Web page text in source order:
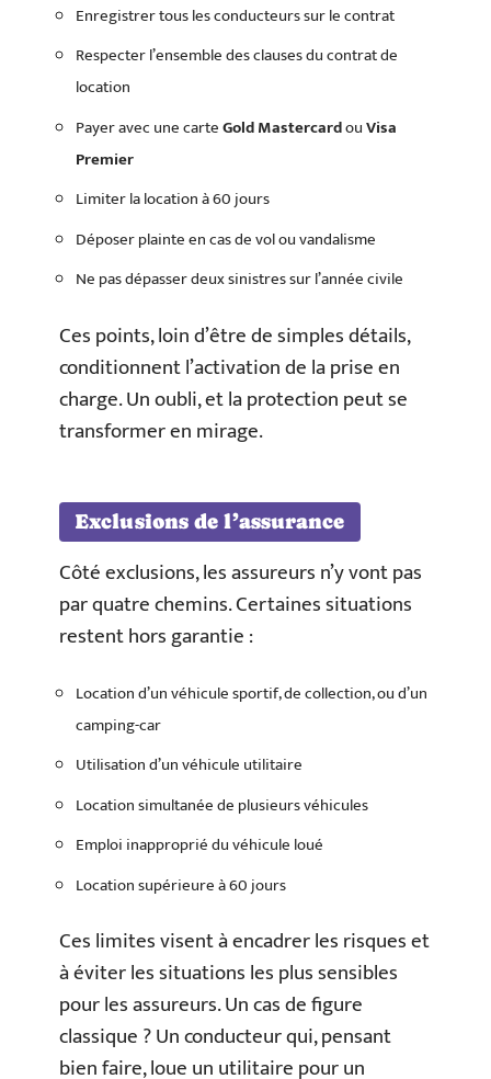
Enregistrer tous les conducteurs sur le contrat
Respecter l’ensemble des clauses du contrat de
location
Payer avec une carteGold MastercardouVisa
Premier
Limiter la location à 60 jours
Déposer plainte en cas de vol ou vandalisme
Ne pas dépasser deux sinistres sur l’année civile
Ces points, loin d’être de simples détails,
conditionnent l’activation de la prise en
charge. Un oubli, et la protection peut se
transformer en mirage.
Exclusions de l’assurance
Côté exclusions, les assureurs n’y vont pas
par quatre chemins. Certaines situations
restent hors garantie :
Location d’un véhicule sportif, de collection, ou d’un
camping-car
Utilisation d’un véhicule utilitaire
Location simultanée de plusieurs véhicules
Emploi inapproprié du véhicule loué
Location supérieure à 60 jours
Ces limites visent à encadrer les risques et
à éviter les situations les plus sensibles
pour les assureurs. Un cas de figure
classique ? Un conducteur qui, pensant
bien faire, loue un utilitaire pour un